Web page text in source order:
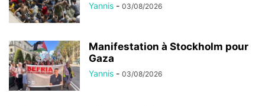
Yannis - 03/08/2026
Manifestation à Stockholm pour
Gaza
Yannis - 03/08/2026